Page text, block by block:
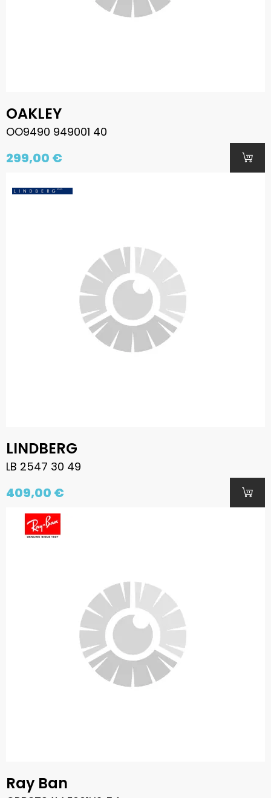
OAKLEY
OO9490 949001 40
299,00 €
LINDBERG
LB 2547 30 49
409,00 €
Ray Ban